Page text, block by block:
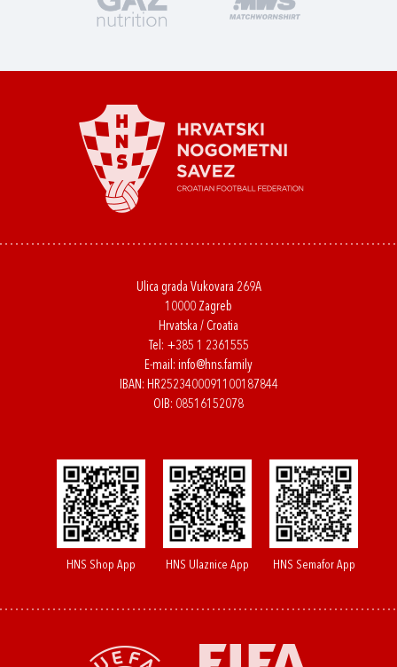
Ulica grada Vukovara 269A
10000 Zagreb
Hrvatska / Croatia
Tel: +385 1 2361555
E-mail: info@hns.family
IBAN: HR2523400091100187844
OIB: 08516152078
HNS Shop App HNS Ulaznice App HNS Semafor App